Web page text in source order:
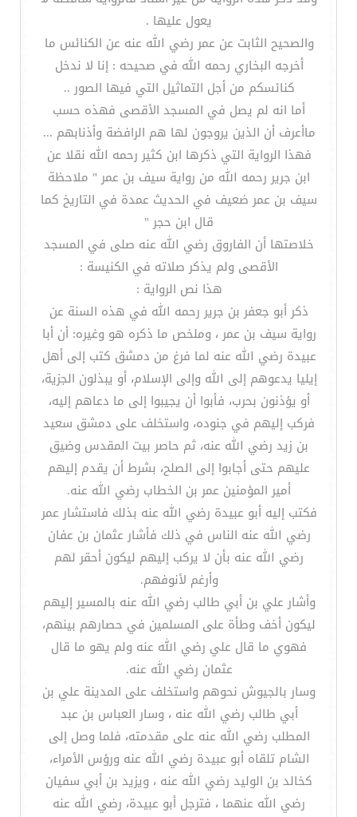
يعول عليها .
والصحيح الثابت عن عمر رضي الله عنه عن الكنائس ما
أخرجه البخاري رحمه الله في صحيحه : إنا لا ندخل
كنائسكم من أجل التماثيل التي فيها الصور ..
أما انه لم يصل في المسجد الأقصى فهذه حسب
ماأعرف أن الذين يروجون لها هم الرافضة وأذنابهم ...
فهذا الرواية التي ذكرها ابن كثير رحمه الله نقلا عن
ابن جرير رحمه الله من رواية سيف بن عمر " ملاحظة
سيف بن عمر ضعيف في الحديث عمدة في التاريخ كما
قال ابن حجر "
خلاصتها أن الفاروق رضي الله عنه صلى في المسجد
الأقصى ولم يذكر صلاته في الكنيسة :
هذا نص الرواية :
ذكر أبو جعفر بن جرير رحمه الله في هذه السنة عن
رواية سيف بن عمر ، وملخص ما ذكره هو وغيره: أن أبا
عبيدة رضي الله عنه لما فرغ من دمشق كتب إلى أهل
إيليا يدعوهم إلى الله وإلى الإسلام، أو يبذلون الجزية،
أو يؤذنون بحرب، فأبوا أن يجيبوا إلى ما دعاهم إليه،
فركب إليهم في جنوده، واستخلف على دمشق سعيد
بن زيد رضي الله عنه، ثم حاصر بيت المقدس وضيق
عليهم حتى أجابوا إلى الصلح، بشرط أن يقدم إليهم
أمير المؤمنين عمر بن الخطاب رضي الله عنه.
فكتب إليه أبو عبيدة رضي الله عنه بذلك فاستشار عمر
رضي الله عنه الناس في ذلك فأشار عثمان بن عفان
رضي الله عنه بأن لا يركب إليهم ليكون أحقر لهم
وأرغم لأنوفهم.
وأشار علي بن أبي طالب رضي الله عنه بالمسير إليهم
ليكون أخف وطأة على المسلمين في حصارهم بينهم،
فهوي ما قال علي رضي الله عنه ولم يهو ما قال
عثمان رضي الله عنه.
وسار بالجيوش نحوهم واستخلف على المدينة علي بن
أبي طالب رضي الله عنه ، وسار العباس بن عبد
المطلب رضي الله عنه على مقدمته، فلما وصل إلى
الشام تلقاه أبو عبيدة رضي الله عنه ورؤس الأمراء،
كخالد بن الوليد رضي الله عنه ، ويزيد بن أبي سفيان
رضي الله عنهما ، فترجل أبو عبيدة، رضي الله عنه